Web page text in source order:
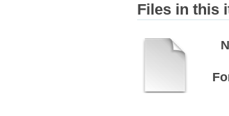
Files in this